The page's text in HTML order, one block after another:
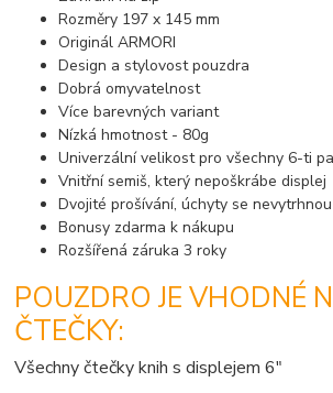
Rozměry 197 x 145 mm
Originál ARMORI
Design a stylovost pouzdra
Dobrá omyvatelnost
Více barevných variant
Nízká hmotnost - 80g
Univerzální velikost pro všechny 6-ti
Vnitřní semiš, který nepoškrábe displej
Dvojité prošívání, úchyty se nevytrhnou
Bonusy zdarma k nákupu
Rozšířená záruka 3 roky
POUZDRO JE VHODNÉ
ČTEČKY:
Všechny čtečky knih s displejem 6"